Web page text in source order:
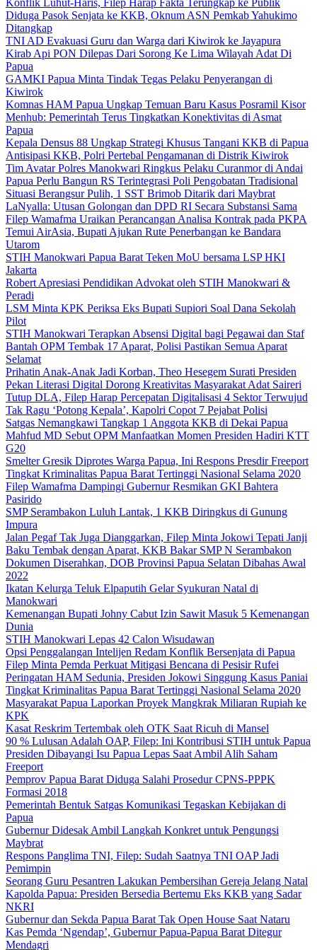
Konflik Luhut-Haris, Filep Harap Fakta Terungkap ke Publik
Diduga Pasok Senjata ke KKB, Oknum ASN Pemkab Yahukimo
Ditangkap
TNI AD Evakuasi Guru dan Warga dari Kiwirok ke Jayapura
Kirab Api PON Dilepas Dari Sorong Ke Lima Wilayah Adat Di
Papua
GAMKI Papua Minta Tindak Tegas Pelaku Penyerangan di
Kiwirok
Komnas HAM Papua Ungkap Temuan Baru Kasus Posramil Kisor
Menhub: Pemerintah Terus Tingkatkan Konektivitas di Asmat
Papua
Kepala Densus 88 Ungkap Strategi Khusus Tangani KKB di Papua
Antisipasi KKB, Polri Pertebal Pengamanan di Distrik Kiwirok
Tim Avatar Polres Manokwari Ringkus Pelaku Curanmor di Andai
Papua Perlu Bangun RS Terintegrasi Poli Pengobatan Tradisional
Situasi Berangsur Pulih, 1 SST Brimob Ditarik dari Maybrat
LaNyalla: Utusan Golongan dan DPD RI Secara Substansi Sama
Filep Wamafma Uraikan Perancangan Analisa Kontrak pada PKPA
Temui AirAsia, Bupati Ajukan Rute Penerbangan ke Bandara
Utarom
STIH Manokwari Papua Barat Teken MoU bersama LSP HKI
Jakarta
Robert Apresiasi Pendidikan Advokat oleh STIH Manokwari &
Peradi
LSM Minta KPK Periksa Eks Bupati Supiori Soal Dana Sekolah
Pilot
STIH Manokwari Terapkan Absensi Digital bagi Pegawai dan Staf
Bantah OPM Tembak 17 Aparat, Polisi Pastikan Semua Aparat
Selamat
Prihatin Anak-Anak Jadi Korban, Theo Hesegem Surati Presiden
Pekan Literasi Digital Dorong Kreativitas Masyarakat Adat Saireri
Tutup DLA, Filep Harap Percepatan Digitalisasi 4 Sektor Terwujud
Tak Ragu ‘Potong Kepala’, Kapolri Copot 7 Pejabat Polisi
Satgas Nemangkawi Tangkap 1 Anggota KKB di Dekai Papua
Mahfud MD Sebut OPM Manfaatkan Momen Presiden Hadiri KTT
G20
Smelter Gresik Diprotes Warga Papua, Ini Respons Presdir Freeport
Tingkat Kriminalitas Papua Barat Tertinggi Nasional Selama 2020
Filep Wamafma Dampingi Gubernur Resmikan GKI Bahtera
Pasirido
SMP Serambakon Luluh Lantak, 1 KKB Diringkus di Gunung
Impura
Jalan Pegaf Tak Juga Dianggarkan, Filep Minta Jokowi Tepati Janji
Baku Tembak dengan Aparat, KKB Bakar SMP N Serambakon
Dokumen Diserahkan, DOB Provinsi Papua Selatan Dibahas Awal
2022
Ikatan Kelurga Teluk Elpaputih Gelar Syukuran Natal di
Manokwari
Kemenangan Bupati Johny Cabut Izin Sawit Masuk 5 Kemenangan
Dunia
STIH Manokwari Lepas 42 Calon Wisudawan
Opsi Penggalangan Intelijen Redam Konflik Bersenjata di Papua
Filep Minta Pemda Perkuat Mitigasi Bencana di Pesisir Rufei
Peringatan HAM Sedunia, Presiden Jokowi Singgung Kasus Paniai
Tingkat Kriminalitas Papua Barat Tertinggi Nasional Selama 2020
Masyarakat Papua Laporkan Proyek Mangkrak Miliaran Rupiah ke
KPK
Kasat Reskrim Tertembak oleh OTK Saat Ricuh di Mansel
90 % Lulusan Adalah OAP, Filep: Ini Kontribusi STIH untuk Papua
Presiden Dibayangi Isu Papua Lepas Saat Ambil Alih Saham
Freeport
Pemprov Papua Barat Diduga Salahi Prosedur CPNS-PPPK
Formasi 2018
Pemerintah Bentuk Satgas Komunikasi Tegaskan Kebijakan di
Papua
Gubernur Didesak Ambil Langkah Konkret untuk Pengungsi
Maybrat
Respons Panglima TNI, Filep: Sudah Saatnya TNI OAP Jadi
Pemimpin
Seorang Guru Pesantren Lakukan Pembersihan Gereja Jelang Natal
Kapolda Papua: Presiden Bersedia Bertemu Eks KKB yang Sadar
NKRI
Gubernur dan Sekda Papua Barat Tak Open House Saat Nataru
Kas Pemda ‘Ngendap’, Gubernur Papua-Papua Barat Ditegur
Mendagri